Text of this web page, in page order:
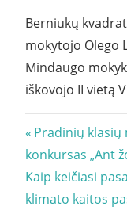
Berniukų
mokytojo Olego
Mindaugo
iškovojo II vietą
tarp
įrašų
Previous
Post:
Pradinių
konkursas „Ant
Next
Post:
Kaip keičiasi
klimato kaitos